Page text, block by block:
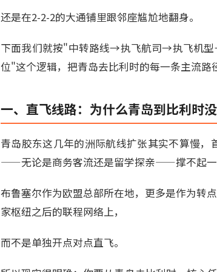
还是在2-2-2的大通铺里跟邻座尴尬地翻身。
下面我们就按"中转路线→执飞航司→执飞机
位"这个逻辑，把青岛去比利时的每一条主流路
一、直飞线路：为什么青岛到比利时
青岛胶东这几年的洲际航线扩张其实不算慢
——无论是商务客流还是留学探亲——撑不起一
布鲁塞尔作为欧盟总部所在地，更多是作为转
家枢纽之后的联程网络上，
而不是单独开点对点直飞。